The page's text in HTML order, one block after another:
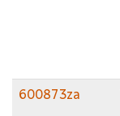
600873za